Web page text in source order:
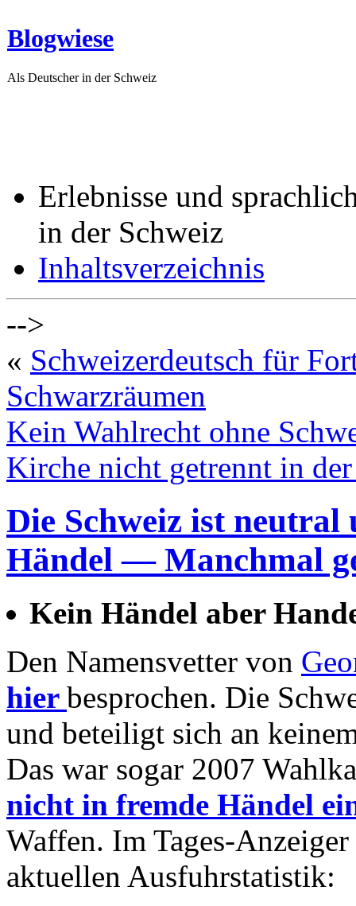
Blogwiese
Als Deutscher in der Schweiz
Erlebnisse und
in der Schweiz
Inhaltsverzeichnis
-->
« Schweizerdeutsch für
Schwarzräumen
Kein Wahlrecht ohne
Kirche nicht getrennt in
Die Schweiz ist
Händel — Manchmal
Kein Händel aber
Den Namensvetter von
hier besprochen. Die
und beteiligt sich an
Das war sogar 2007
nicht in fremde Händel
Waffen. Im Tages-
aktuellen Ausfuhrstatistik: